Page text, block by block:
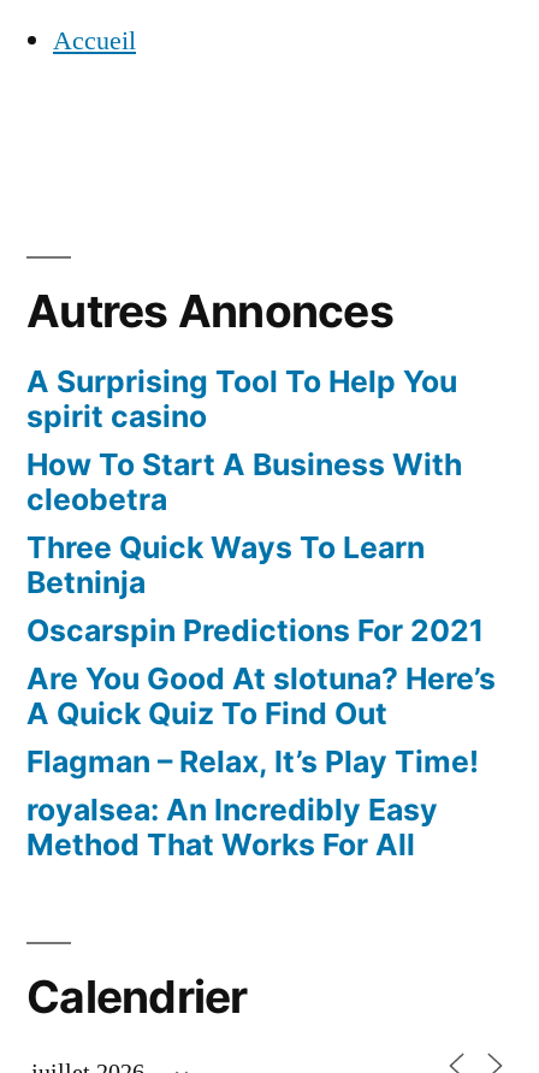
Accueil
Autres Annonces
A Surprising Tool To Help You
spirit casino
How To Start A Business With
cleobetra
Three Quick Ways To Learn
Betninja
Oscarspin Predictions For 2021
Are You Good At slotuna? Here’s
A Quick Quiz To Find Out
Flagman – Relax, It’s Play Time!
royalsea: An Incredibly Easy
Method That Works For All
Calendrier